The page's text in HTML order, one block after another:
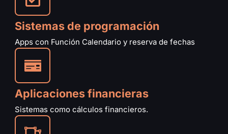
Sistemas de programación
Apps con Función Calendario y reserva de fechas
Aplicaciones financieras
Sistemas como cálculos financieros.